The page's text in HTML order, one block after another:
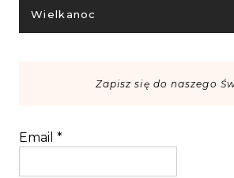
Wielkanoc
Zapisz się do naszego
Email *